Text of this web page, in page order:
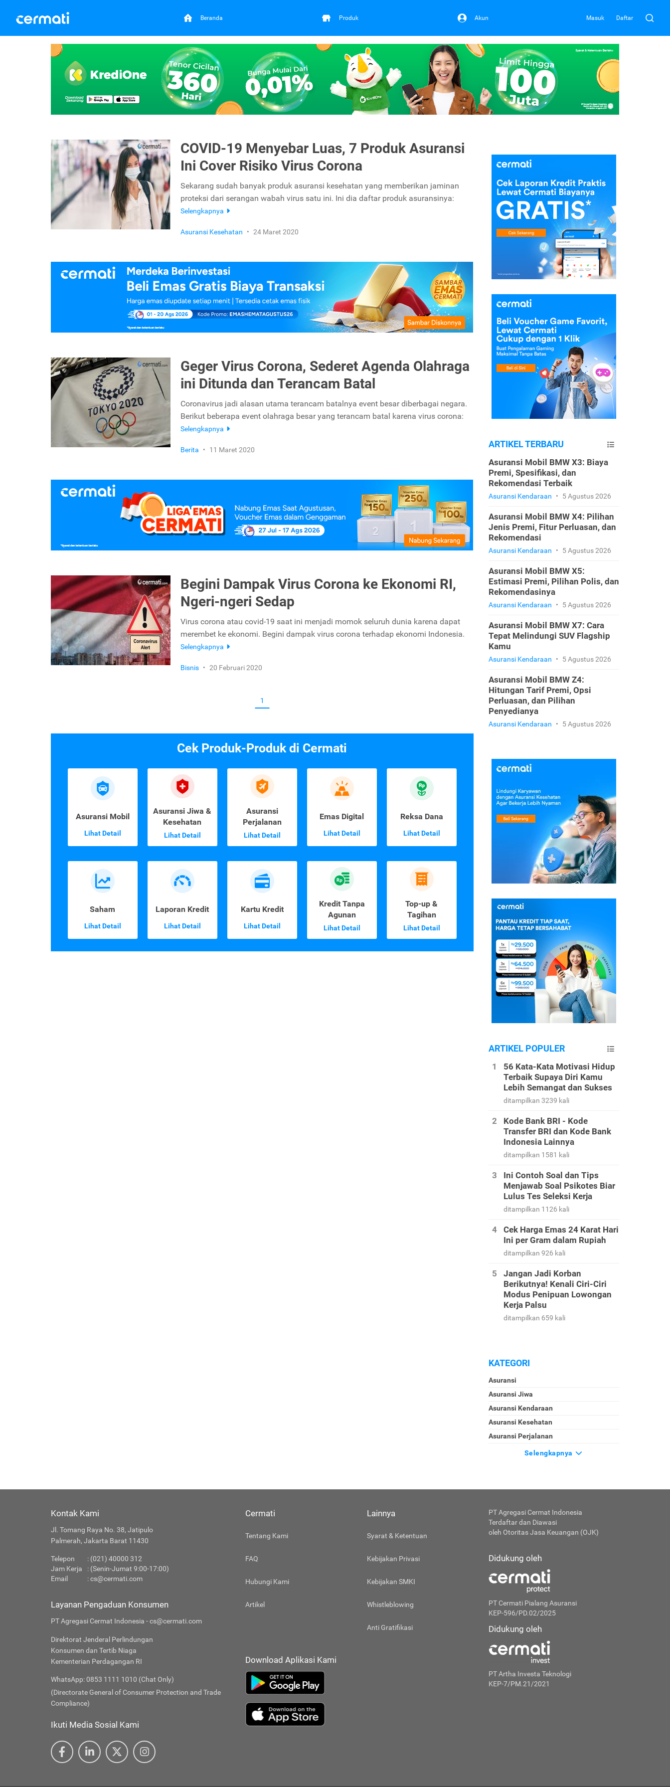
Beranda Produk Akun Masuk Daftar
COVID-19 Menyebar Luas, 7 Produk Asuransi
Ini Cover Risiko Virus Corona
Sekarang sudah banyak produk asuransi kesehatan yang memberikan jaminan
proteksi dari serangan wabah virus satu ini. Ini dia daftar produk asuransinya:
Selengkapnya
Asuransi Kesehatan • 24 Maret 2020
Geger Virus Corona, Sederet Agenda Olahraga
ini Ditunda dan Terancam Batal
Coronavirus jadi alasan utama terancam batalnya event besar diberbagai negara.
Berikut beberapa event olahraga besar yang terancam batal karena virus corona:
Selengkapnya
Berita • 11 Maret 2020
Begini Dampak Virus Corona ke Ekonomi RI,
Ngeri-ngeri Sedap
Virus corona atau covid-19 saat ini menjadi momok seluruh dunia karena dapat
merembet ke ekonomi. Begini dampak virus corona terhadap ekonomi Indonesia.
Selengkapnya
Bisnis • 20 Februari 2020
1
Cek Produk-Produk di Cermati
Asuransi Mobil
Lihat Detail
Asuransi Jiwa &
Kesehatan
Lihat Detail
Asuransi
Perjalanan
Lihat Detail
Emas Digital
Lihat Detail
Reksa Dana
Lihat Detail
Saham
Lihat Detail
Laporan Kredit
Lihat Detail
Kartu Kredit
Lihat Detail
Kredit Tanpa
Agunan
Lihat Detail
Top-up &
Tagihan
Lihat Detail
ARTIKEL TERBARU
Asuransi Mobil BMW X3: Biaya
Premi, Spesifikasi, dan
Rekomendasi Terbaik
Asuransi Kendaraan • 5 Agustus 2026
Asuransi Mobil BMW X4: Pilihan
Jenis Premi, Fitur Perluasan, dan
Rekomendasi
Asuransi Kendaraan • 5 Agustus 2026
Asuransi Mobil BMW X5:
Estimasi Premi, Pilihan Polis, dan
Rekomendasinya
Asuransi Kendaraan • 5 Agustus 2026
Asuransi Mobil BMW X7: Cara
Tepat Melindungi SUV Flagship
Kamu
Asuransi Kendaraan • 5 Agustus 2026
Asuransi Mobil BMW Z4:
Hitungan Tarif Premi, Opsi
Perluasan, dan Pilihan
Penyedianya
Asuransi Kendaraan • 5 Agustus 2026
ARTIKEL POPULER
56 Kata-Kata Motivasi Hidup
Terbaik Supaya Diri Kamu
Lebih Semangat dan Sukses
ditampilkan 3239 kali
Kode Bank BRI - Kode
Transfer BRI dan Kode Bank
Indonesia Lainnya
ditampilkan 1581 kali
Ini Contoh Soal dan Tips
Menjawab Soal Psikotes Biar
Lulus Tes Seleksi Kerja
ditampilkan 1126 kali
Cek Harga Emas 24 Karat Hari
Ini per Gram dalam Rupiah
ditampilkan 926 kali
Jangan Jadi Korban
Berikutnya! Kenali Ciri-Ciri
Modus Penipuan Lowongan
Kerja Palsu
ditampilkan 659 kali
KATEGORI
Asuransi
Asuransi Jiwa
Asuransi Kendaraan
Asuransi Kesehatan
Asuransi Perjalanan
Selengkapnya
Kontak Kami
Jl. Tomang Raya No. 38, Jatipulo
Palmerah, Jakarta Barat 11430
Telepon
: (021) 40000 312
Jam Kerja
: (Senin-Jumat 9:00-17:00)
Email
:cs@cermati.com
Layanan Pengaduan Konsumen
PT Agregasi Cermat Indonesia - cs@cermati.com
Direktorat Jenderal Perlindungan
Konsumen dan Tertib Niaga
Kementerian Perdagangan RI
WhatsApp: 0853 1111 1010 (Chat Only)
(Directorate General of Consumer Protection and Trade
Compliance)
Ikuti Media Sosial Kami
Cermati
Tentang Kami
FAQ
Hubungi Kami
Artikel
Lainnya
Syarat & Ketentuan
Kebijakan Privasi
Kebijakan SMKI
Whistleblowing
Anti Gratifikasi
Download Aplikasi Kami
PT Agregasi Cermat Indonesia
Terdaftar dan Diawasi
oleh Otoritas Jasa Keuangan (OJK)
Didukung oleh
PT Cermati Pialang Asuransi
KEP-596/PD.02/2025
Didukung oleh
PT Artha Investa Teknologi
KEP-7/PM.21/2021